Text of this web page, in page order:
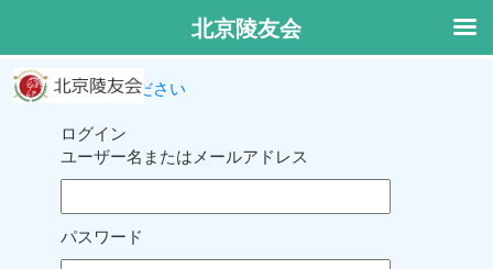
ログインしてください
ログイン
ユーザー名またはメールアドレス
パスワード
北京陵友会